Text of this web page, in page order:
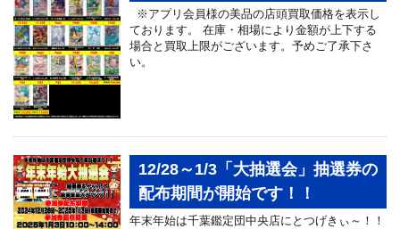
※アプリ会員様の美品の店頭買取価格を表示し
ております。 在庫・相場により金額が上下する
場合と買取上限がございます。予めご了承下さ
い。
12/28～1/3「大抽選会」抽選券の
配布期間が開始です！！
年末年始は千葉鑑定団中央店にとつげきぃ～！！